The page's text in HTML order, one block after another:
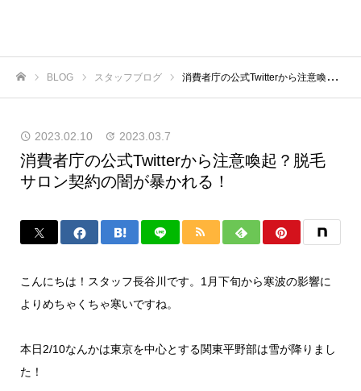
BLOG スタッフブログ 消費者庁の公式Twitterから注意喚起？脱毛サロン契約の闇が暴かれる！
2023.02.10 2023.03.7
消費者庁の公式Twitterから注意喚起？脱毛
サロン契約の闇が暴かれる！
こんにちは！スタッフ長谷川です。1月下旬から寒波の影響に
よりめちゃくちゃ寒いですね。
本日2/10なんかは東京を中心とする関東平野部は雪が降りまし
た！